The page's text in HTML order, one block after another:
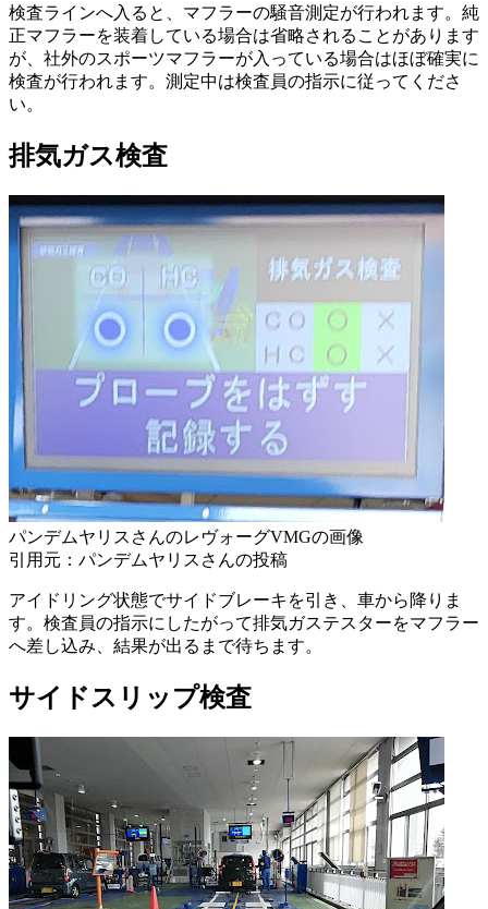
検査ラインへ入ると、マフラーの騒音測定が行われます。純
正マフラーを装着している場合は省略されることがあります
が、社外のスポーツマフラーが入っている場合はほぼ確実に
検査が行われます。測定中は検査員の指示に従ってくださ
い。
排気ガス検査
パンデムヤリスさんのレヴォーグVMGの画像
引用元：パンデムヤリスさんの投稿
アイドリング状態でサイドブレーキを引き、車から降りま
す。検査員の指示にしたがって排気ガステスターをマフラー
へ差し込み、結果が出るまで待ちます。
サイドスリップ検査